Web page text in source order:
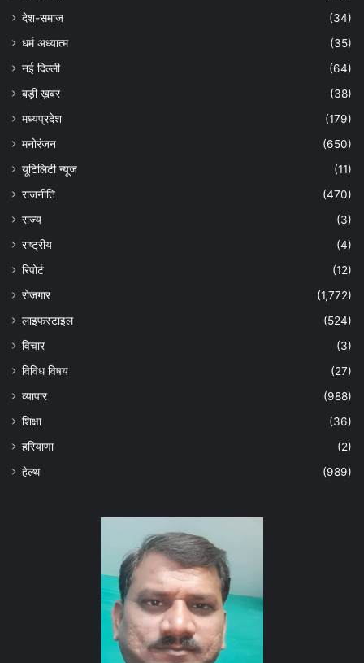
देश-समाज
(34)
धर्म अध्यात्म
(35)
नई दिल्ली
(64)
बड़ी ख़बर
(38)
मध्यप्रदेश
(179)
मनोरंजन
(650)
यूटिलिटी न्यूज
(11)
राजनीति
(470)
राज्य
(3)
राष्ट्रीय
(4)
रिपोर्ट
(12)
रोजगार
(1,772)
लाइफस्टाइल
(524)
विचार
(3)
विविध विषय
(27)
व्यापार
(988)
शिक्षा
(36)
हरियाणा
(2)
हेल्‍थ
(989)